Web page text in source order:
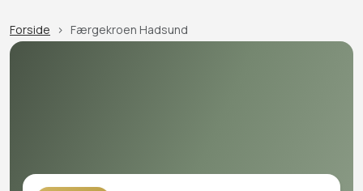
Forside Færgekroen Hadsund